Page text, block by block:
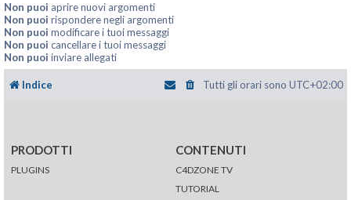
Non puoi aprire nuovi argomenti
Non puoi rispondere negli argomenti
Non puoi modificare i tuoi messaggi
Non puoi cancellare i tuoi messaggi
Non puoi inviare allegati
Indice Tutti gli orari sono UTC+02:00
PRODOTTI
PLUGINS
CONTENUTI
C4DZONE TV
TUTORIAL